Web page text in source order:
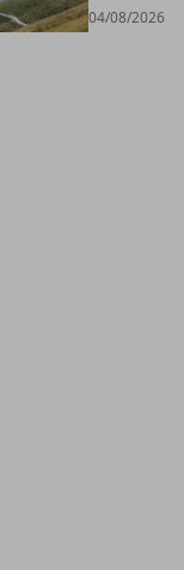
04/08/2026